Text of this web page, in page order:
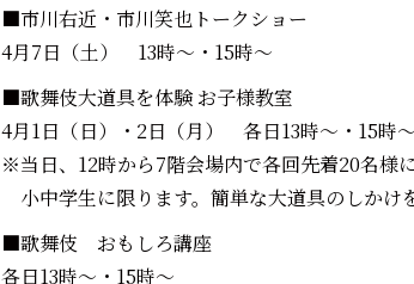
■市川右近・市川笑也トークショー
4月7日（土） 13時～・15時～
■歌舞伎大道具を体験 お子様教室
4月1日（日）・2日（月） 各日13時～・15時～
※当日、12時から7階会場内で各回先着20名様
小中学生に限ります。簡単な大道具のしかけ
■歌舞伎 おもしろ講座
各日13時～・15時～